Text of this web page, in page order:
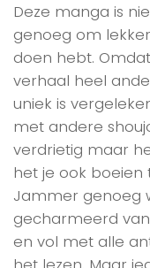
Deze manga is
genoeg om
doen hebt.
verhaal heel
uniek is
met andere
verdrietig maar
het je ook boeien
Jammer genoeg
gecharmeerd
en vol met alle